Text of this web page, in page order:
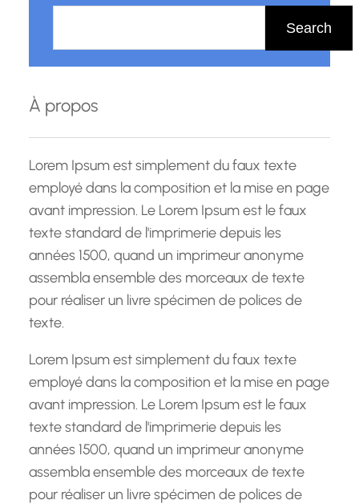
h
r
c
h
Search
À propos
Lorem Ipsum est simplement du faux texte
employé dans la composition et la mise en page
avant impression. Le Lorem Ipsum est le faux
texte standard de l'imprimerie depuis les
années 1500, quand un imprimeur anonyme
assembla ensemble des morceaux de texte
pour réaliser un livre spécimen de polices de
texte.
Lorem Ipsum est simplement du faux texte
employé dans la composition et la mise en page
avant impression. Le Lorem Ipsum est le faux
texte standard de l'imprimerie depuis les
années 1500, quand un imprimeur anonyme
assembla ensemble des morceaux de texte
pour réaliser un livre spécimen de polices de